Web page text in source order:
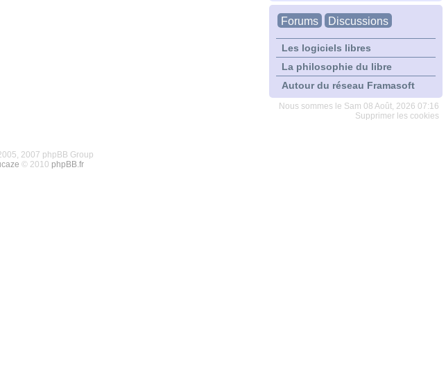
Forums Discussions
Les logiciels libres
La philosophie du libre
Autour du réseau Framasoft
Nous sommes le Sam 08 Août, 2026 07:16
Supprimer les cookies
2007 phpBB Group
© 2010 phpBB.fr